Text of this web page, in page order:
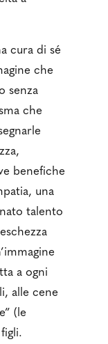
cura di sé
che
senza
che
benefiche
una
talento
a ogni
alle cene
(le